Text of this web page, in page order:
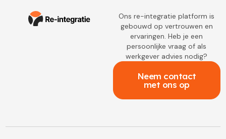
Ons re-integratie platform is
gebouwd op vertrouwen en
ervaringen. Heb je een
persoonlijke vraag of als
werkgever advies nodig?
Neem contact
met ons op